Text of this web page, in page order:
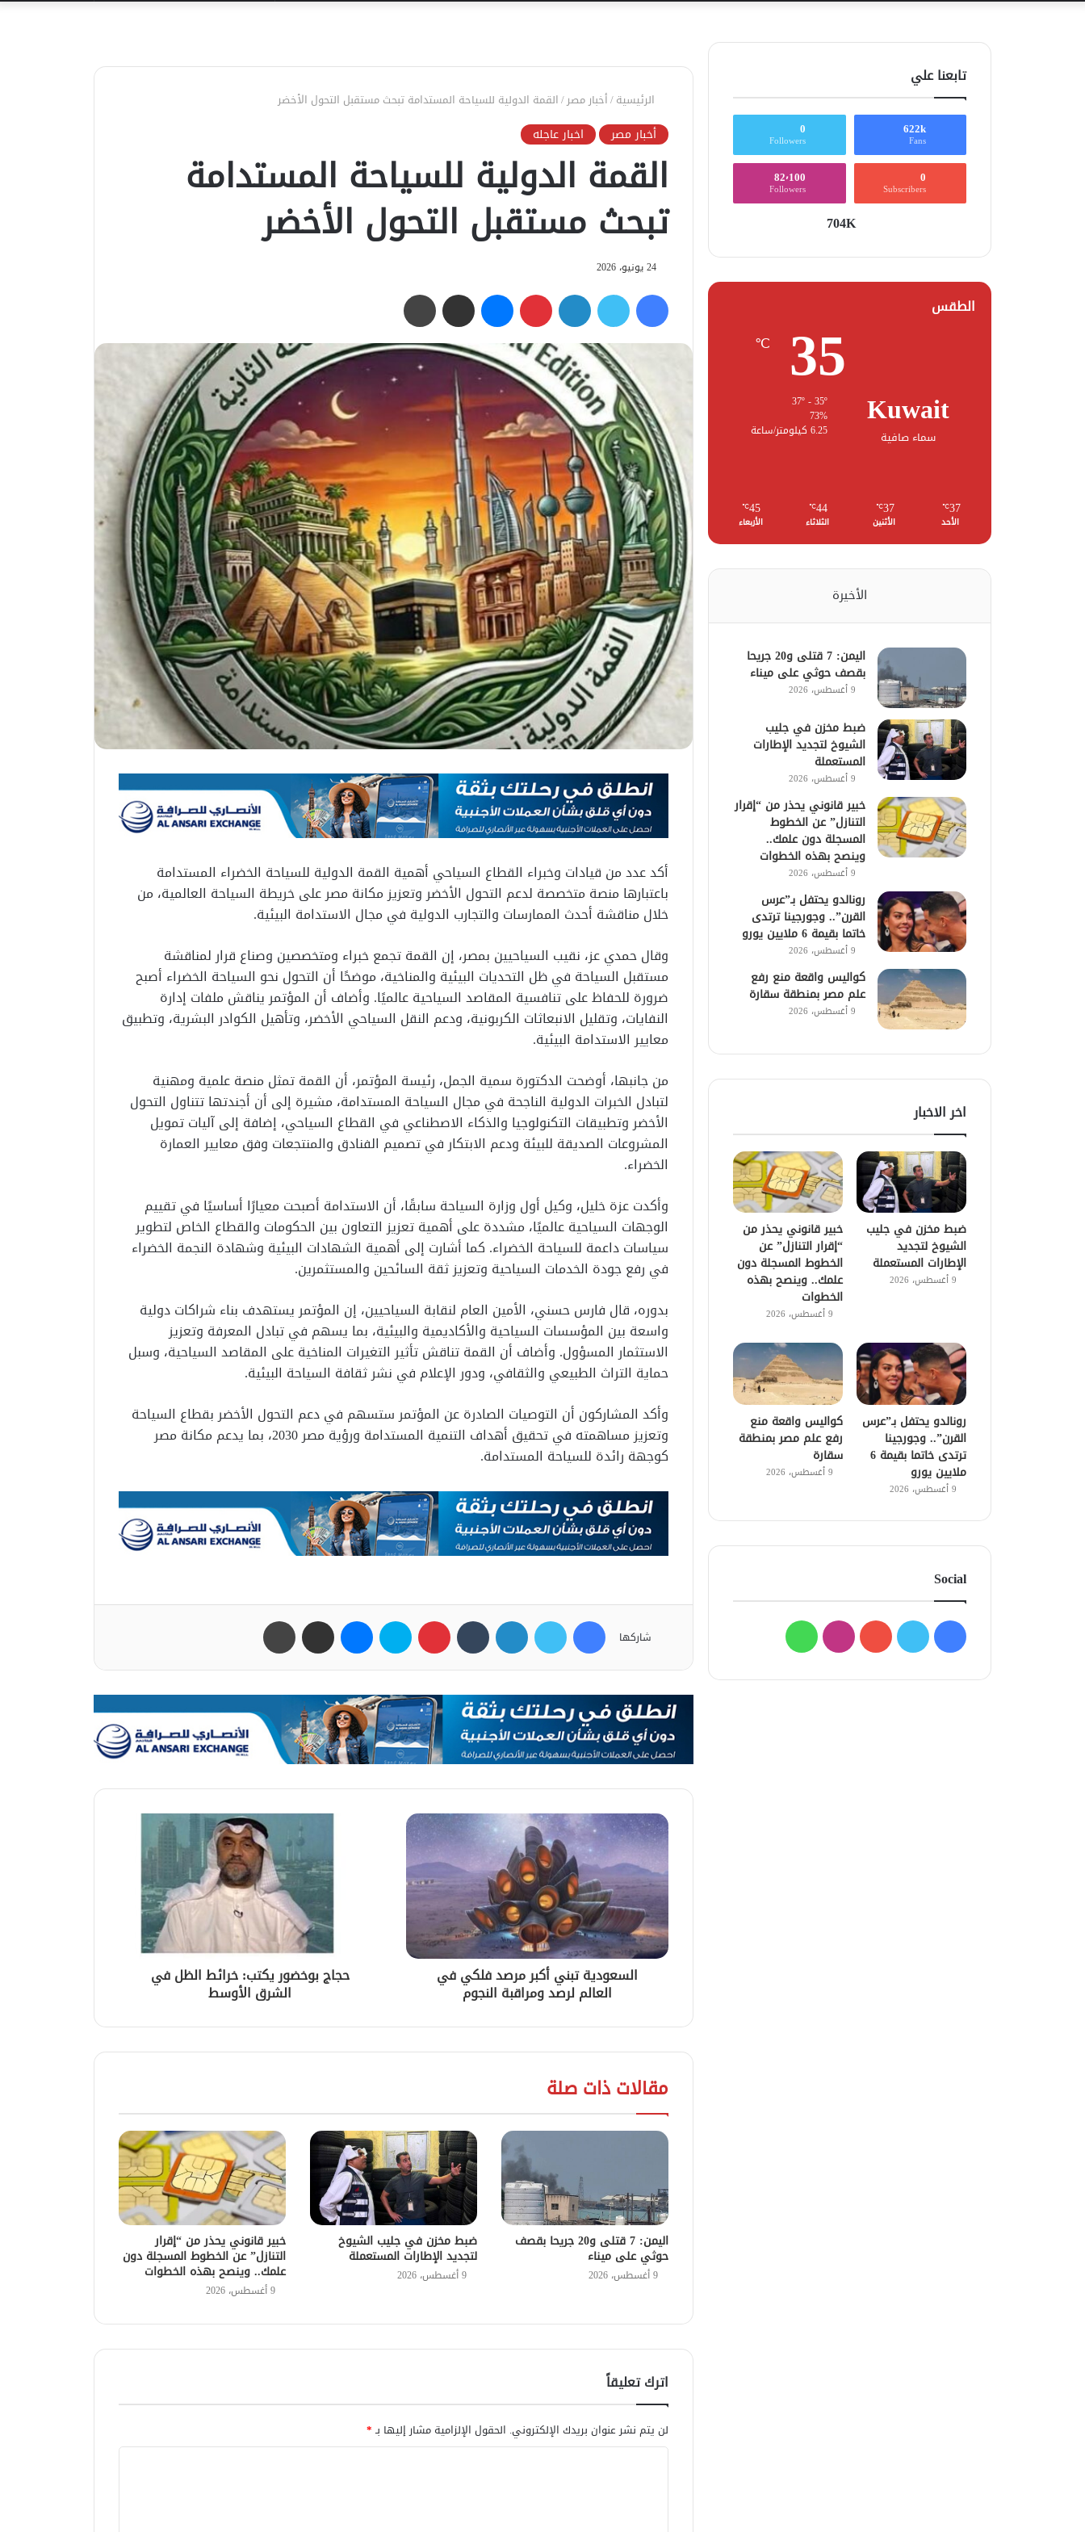
الرئيسية/أخبار مصر/القمة الدولية للسياحة المستدامة تبحث مستقبل التحول الأخضر
أخبار مصر اخبار عاجله
القمة الدولية للسياحة المستدامة
تبحث مستقبل التحول الأخضر
24 يونيو، 2026
فيسبوك تويتر لينكدإن بينتيريست ماسنجر مشاركة عبر البريد
أكد عدد من قيادات وخبراء القطاع السياحي أهمية القمة الدولية للسياحة الخضراء المستدامة
باعتبارها منصة متخصصة لدعم التحول الأخضر وتعزيز مكانة مصر على خريطة السياحة العالمية، من
خلال مناقشة أحدث الممارسات والتجارب الدولية في مجال الاستدامة البيئية.
وقال حمدي عز، نقيب السياحيين بمصر، إن القمة تجمع خبراء ومتخصصين وصناع قرار لمناقشة
مستقبل السياحة في ظل التحديات البيئية والمناخية، موضحًا أن التحول نحو السياحة الخضراء أصبح
ضرورة للحفاظ على تنافسية المقاصد السياحية عالميًا. وأضاف أن المؤتمر يناقش ملفات إدارة
النفايات، وتقليل الانبعاثات الكربونية، ودعم النقل السياحي الأخضر، وتأهيل الكوادر البشرية، وتطبيق
معايير الاستدامة البيئية.
من جانبها، أوضحت الدكتورة سمية الجمل، رئيسة المؤتمر، أن القمة تمثل منصة علمية ومهنية
لتبادل الخبرات الدولية الناجحة في مجال السياحة المستدامة، مشيرة إلى أن أجندتها تتناول التحول
الأخضر وتطبيقات التكنولوجيا والذكاء الاصطناعي في القطاع السياحي، إضافة إلى آليات تمويل
المشروعات الصديقة للبيئة ودعم الابتكار في تصميم الفنادق والمنتجعات وفق معايير العمارة
الخضراء.
وأكدت عزة خليل، وكيل أول وزارة السياحة سابقًا، أن الاستدامة أصبحت معيارًا أساسيًا في تقييم
الوجهات السياحية عالميًا، مشددة على أهمية تعزيز التعاون بين الحكومات والقطاع الخاص لتطوير
سياسات داعمة للسياحة الخضراء. كما أشارت إلى أهمية الشهادات البيئية وشهادة النجمة الخضراء
في رفع جودة الخدمات السياحية وتعزيز ثقة السائحين والمستثمرين.
بدوره، قال فارس حسني، الأمين العام لنقابة السياحيين، إن المؤتمر يستهدف بناء شراكات دولية
واسعة بين المؤسسات السياحية والأكاديمية والبيئية، بما يسهم في تبادل المعرفة وتعزيز
الاستثمار المسؤول. وأضاف أن القمة تناقش تأثير التغيرات المناخية على المقاصد السياحية، وسبل
حماية التراث الطبيعي والثقافي، ودور الإعلام في نشر ثقافة السياحة البيئية.
وأكد المشاركون أن التوصيات الصادرة عن المؤتمر ستسهم في دعم التحول الأخضر بقطاع السياحة
وتعزيز مساهمته في تحقيق أهداف التنمية المستدامة ورؤية مصر 2030، بما يدعم مكانة مصر
كوجهة رائدة للسياحة المستدامة.
شاركها
فيسبوك تويتر لينكدإن بينتيريست سكايب ماسنجر مشاركة عبر البريد
السعودية تبني أكبر مرصد فلكي في
العالم لرصد ومراقبة النجوم
حجاج بوخضور يكتب: خرائط الظل في
الشرق الأوسط
مقالات ذات صلة
اليمن: 7 قتلى و20 جريحا بقصف
حوثي على ميناء
9 أغسطس، 2026
ضبط مخزن في جليب الشيوخ
لتجديد الإطارات المستعملة
9 أغسطس، 2026
خبير قانوني يحذر من “إقرار
التنازل” عن الخطوط المسجلة دون
علمك.. وينصح بهذه الخطوات
9 أغسطس، 2026
اترك تعليقاً
لن يتم نشر عنوان بريدك الإلكتروني. الحقول الإلزامية مشار إليها بـ*
تابعنا علي
622k
Fans
0
Followers
0
Subscribers
82٬100
Followers
704K
الطقس
Kuwait
سماء صافية
35
℃
37º - 35º
73%
6.25 كيلومتر/ساعة
37
℃
الأحد
37
℃
الأثنين
44
℃
الثلاثاء
45
℃
الأربعاء
الأخيرة
اليمن: 7 قتلى و20 جريحا
بقصف حوثي على ميناء
9 أغسطس، 2026
ضبط مخزن في جليب
الشيوخ لتجديد الإطارات
المستعملة
9 أغسطس، 2026
خبير قانوني يحذر من “إقرار
التنازل” عن الخطوط
المسجلة دون علمك..
وينصح بهذه الخطوات
9 أغسطس، 2026
رونالدو يحتفل بـ”عرس
القرن”.. وجورجينا ترتدى
خاتما بقيمة 6 ملايين يورو
9 أغسطس، 2026
كواليس واقعة منع رفع
علم مصر بمنطقة سقارة
9 أغسطس، 2026
اخر الاخبار
ضبط مخزن في جليب
الشيوخ لتجديد
الإطارات المستعملة
9 أغسطس، 2026
خبير قانوني يحذر من
“إقرار التنازل” عن
الخطوط المسجلة دون
علمك.. وينصح بهذه
الخطوات
9 أغسطس، 2026
رونالدو يحتفل بـ”عرس
القرن”.. وجورجينا
ترتدى خاتما بقيمة 6
ملايين يورو
9 أغسطس، 2026
كواليس واقعة منع
رفع علم مصر بمنطقة
سقارة
9 أغسطس، 2026
Social
فيسبوك
تويتر يوتيوبانستقرامواتساب